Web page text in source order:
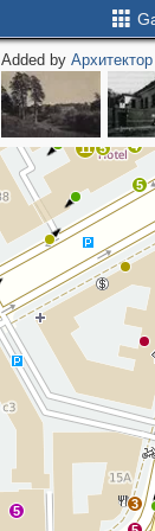
Added by
3
16
4
5
5
15
11
9 6
5